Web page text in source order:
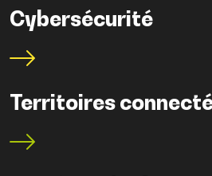
Cybersécurité
Territoires